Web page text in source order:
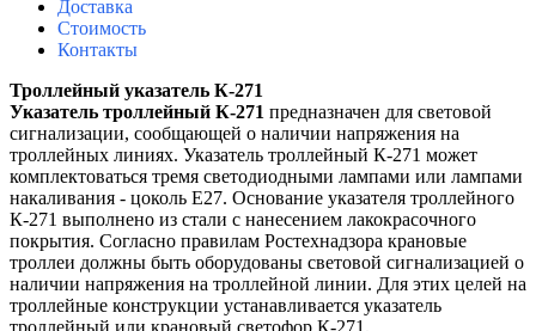
Доставка
Стоимость
Контакты
Троллейный указатель К-271
Указатель троллейный К-271 предназначен для световой
сигнализации, сообщающей о наличии напряжения на
троллейных линиях. Указатель троллейный К-271 может
комплектоваться тремя светодиодными лампами или лампами
накаливания - цоколь Е27. Основание указателя троллейного
К-271 выполнено из стали с нанесением лакокрасочного
покрытия. Согласно правилам Ростехнадзора крановые
троллеи должны быть оборудованы световой сигнализацией о
наличии напряжения на троллейной линии. Для этих целей на
троллейные конструкции устанавливается указатель